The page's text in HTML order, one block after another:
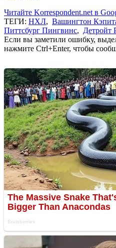
Читайте Korrespondent.net в
ТЕГИ: НХЛ, Вашингтон
Питтсбург Пингвинс, Детройт
Если вы заметили ошибку,
нажмите Ctrl+Enter, чтобы